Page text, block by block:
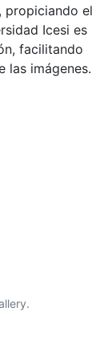
propiciando el
Icesi es
facilitando
las imágenes.